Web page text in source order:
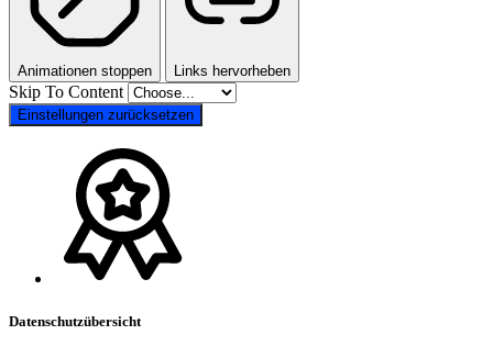
Animationen stoppen Links hervorheben
Skip To Content
Einstellungen zurücksetzen
Datenschutzübersicht